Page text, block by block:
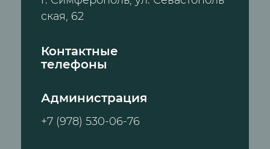
ская, 62
Контактные
телефоны
Администрация
+7 (978) 530-06-76